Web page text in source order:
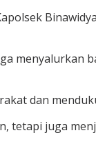
menyalurkan
dan
tetapi juga